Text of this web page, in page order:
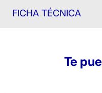
FICHA TÉCNICA
Te